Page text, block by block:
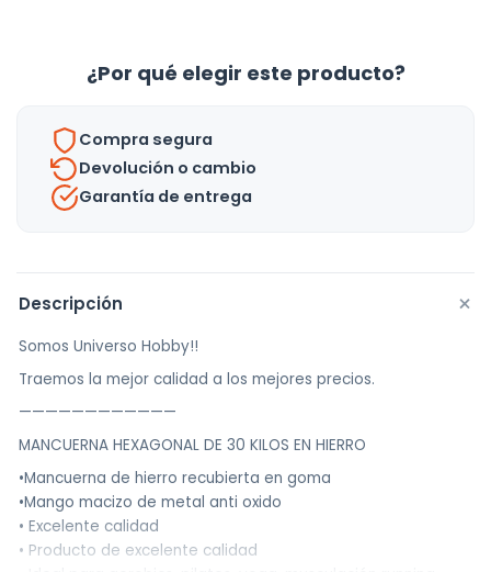
cantidad
¿Por qué elegir este producto?
Compra segura
Devolución o cambio
Garantía de entrega
Descripción +
Somos Universo Hobby!!
Traemos la mejor calidad a los mejores precios.
————————————
MANCUERNA HEXAGONAL DE 30 KILOS EN HIERRO
•Mancuerna de hierro recubierta en goma
•Mango macizo de metal anti oxido
• Excelente calidad
• Producto de excelente calidad